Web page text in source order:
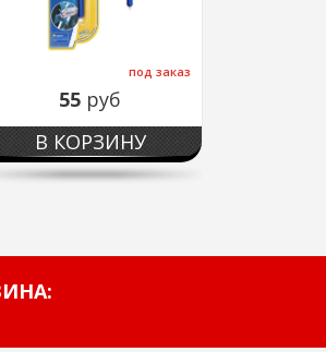
под заказ
55 руб
В КОРЗИНУ